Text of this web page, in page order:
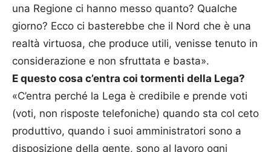
una Regione ci hanno messo quanto? Qualche
giorno? Ecco ci basterebbe che il Nord che è una
realtà virtuosa, che produce utili, venisse tenuto in
considerazione e non sfruttata e basta».
E questo cosa c’entra coi tormenti della Lega?
«C’entra perché la Lega è credibile e prende voti
(voti, non risposte telefoniche) quando sta col ceto
produttivo, quando i suoi amministratori sono a
disposizione della gente, sono al lavoro ogni